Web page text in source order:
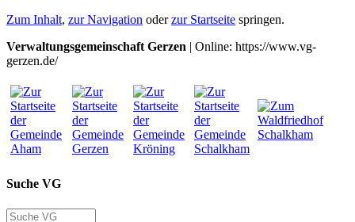
Zum Inhalt, zur Navigation oderzur Startseite springen.
Verwaltungsgemeinschaft Gerzen | Online: https://www.vg-
gerzen.de/
Suche VG